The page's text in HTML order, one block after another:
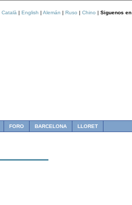
Català | English | Alemán | Ruso | Chino | Siguenos en
FORO BARCELONA LLORET